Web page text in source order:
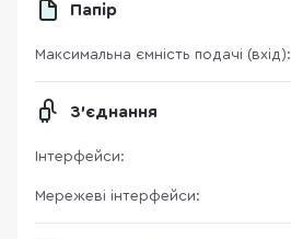
Папір
Максимальна ємність подачі (вхід):
З'єднання
Інтерфейси:
Мережеві інтерфейси: